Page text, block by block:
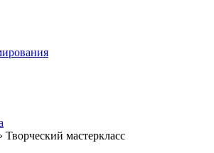
Творческий мастеркласс